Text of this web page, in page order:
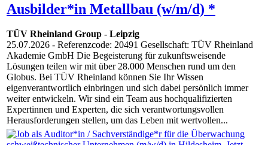
Ausbilder*in Metallbau (w/m/d) *
TÜV Rheinland Group - Leipzig
25.07.2026 - Referenzcode: 20491 Gesellschaft: TÜV Rheinland
Akademie GmbH Die Begeisterung für zukunftsweisende
Lösungen teilen wir mit über 28.000 Menschen rund um den
Globus. Bei TÜV Rheinland können Sie Ihr Wissen
eigenverantwortlich einbringen und sich dabei persönlich immer
weiter entwickeln. Wir sind ein Team aus hochqualifizierten
Expertinnen und Experten, die sich verantwortungsvollen
Herausforderungen stellen, um das Leben mit wertvollen...